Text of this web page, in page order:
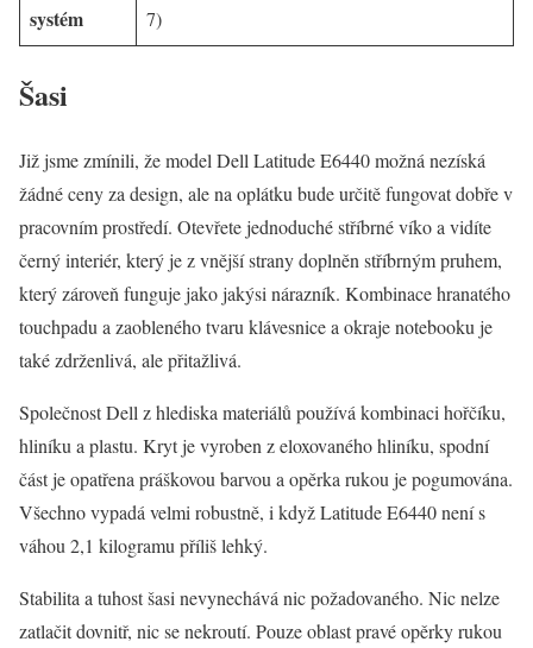
systém
7)
Šasi
Již jsme zmínili, že model Dell Latitude E6440 možná nezíská
žádné ceny za design, ale na oplátku bude určitě fungovat dobře v
pracovním prostředí. Otevřete jednoduché stříbrné víko a vidíte
černý interiér, který je z vnější strany doplněn stříbrným pruhem,
který zároveň funguje jako jakýsi nárazník. Kombinace hranatého
touchpadu a zaobleného tvaru klávesnice a okraje notebooku je
také zdrženlivá, ale přitažlivá.
Společnost Dell z hlediska materiálů používá kombinaci hořčíku,
hliníku a plastu. Kryt je vyroben z eloxovaného hliníku, spodní
část je opatřena práškovou barvou a opěrka rukou je pogumována.
Všechno vypadá velmi robustně, i když Latitude E6440 není s
váhou 2,1 kilogramu příliš lehký.
Stabilita a tuhost šasi nevynechává nic požadovaného. Nic nelze
zatlačit dovnitř, nic se nekroutí. Pouze oblast pravé opěrky rukou